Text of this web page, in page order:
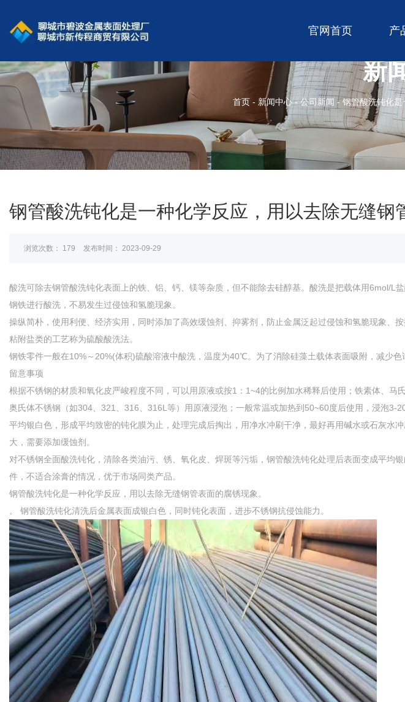
官网首页 产
新
首页 - 新闻中心 -公司新闻 -钢管酸洗钝化
钢管酸洗钝化是一种化学反应，用以去除无缝钢
浏览次数： 179 发布时间： 2023-09-29
酸洗可除去钢管酸洗钝化表面上的铁、铝、钙、镁等杂质，但不能除去硅醇基。酸洗是把载体用6mol/
钢铁进行酸洗，不易发生过侵蚀和氢脆现象。
操纵简朴，使用利便、经济实用，同时添加了高效缓蚀剂、抑雾剂，防止金属泛起过侵蚀和氢脆现象
粘附盐类的工艺称为硫酸酸洗法。
钢铁零件一般在10%～20%(体积)硫酸溶液中酸洗，温度为40℃。为了消除硅藻土载体表面吸附，减少
留意事项
根据不锈钢的材质和氧化皮严峻程度不同，可以用原液或按1：1~4的比例加水稀释后使用；铁素体、
奥氏体不锈钢（如304、321、316、316L等）用原液浸泡；一般常温或加热到50~60度后使用，浸泡
平均银白色，形成平均致密的钝化膜为止，处理完成后掏出，用净水冲刷干净，最好再用碱水或石灰
大，需要添加缓蚀剂。
对不锈钢全面酸洗钝化，清除各类油污、锈、氧化皮、焊斑等污垢，钢管酸洗钝化处理后表面变成平
件，不适合涂膏的情况，优于市场同类产品。
钢管酸洗钝化是一种化学反应，用以去除无缝钢管表面的腐锈现象。
。 钢管酸洗钝化清洗后金属表面成银白色，同时钝化表面，进步不锈钢抗侵蚀能力。